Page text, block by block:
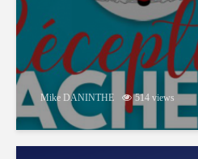
Mike DANINTHE 514 views